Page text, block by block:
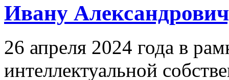
Ивану
26 апреля 2024 года в
интеллектуальной